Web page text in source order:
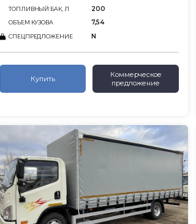
ТОПЛИВНЫЙ БАК, Л 200
ОБЪЕМ КУЗОВА 7,54
СПЕЦПРЕДЛОЖЕНИЕ N
Купить
Коммерческое
предложение